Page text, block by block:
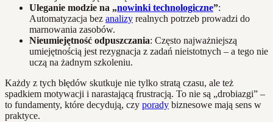
Uleganie modzie na „nowinki technologiczne”:
Automatyzacja bez analizy realnych potrzeb prowadzi do
marnowania zasobów.
Nieumiejętność odpuszczania: Często najważniejszą
umiejętnością jest rezygnacja z zadań nieistotnych – a tego nie
uczą na żadnym szkoleniu.
Każdy z tych błędów skutkuje nie tylko stratą czasu, ale też
spadkiem motywacji i narastającą frustracją. To nie są „drobiazgi” –
to fundamenty, które decydują, czy porady biznesowe mają sens w
praktyce.